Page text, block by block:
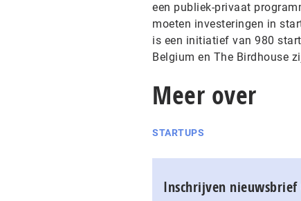
een publiek-privaat
moeten investeringen in
is een initiatief van 980
Belgium en The Birdhouse
Meer over
STARTUPS
Inschrijven nieuwsbrief